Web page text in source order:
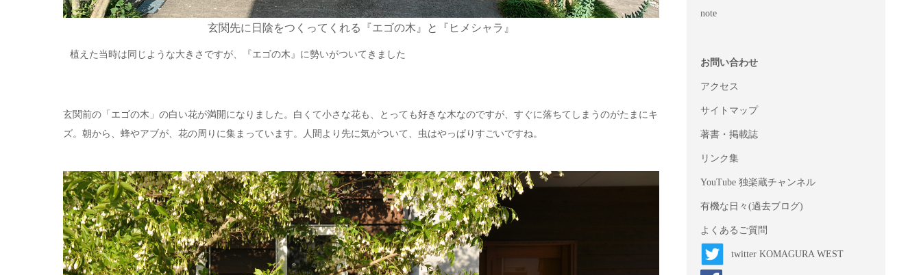
玄関先に日陰をつくってくれる『エゴの木』と『ヒメシャラ』
植えた当時は同じような大きさですが、『エゴの木』に勢いがついてきました
玄関前の「エゴの木」の白い花が満開になりました。白くて小さな花も、とっても好きな木なのですが、すぐに落ちてしまうのがたまにキ
ズ。朝から、蜂やアブが、花の周りに集まっています。人間より先に気がついて、虫はやっぱりすごいですね。
note
お問い合わせ
アクセス
サイトマップ
著書・掲載誌
リンク集
YouTube 独楽蔵チャンネル
有機な日々(過去ブログ)
よくあるご質問
twitter KOMAGURA WEST